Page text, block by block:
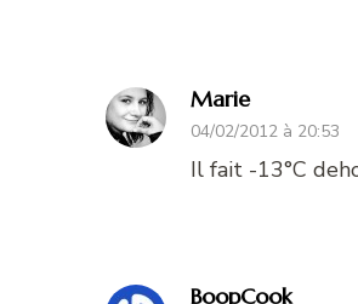
Marie
04/02/2012 à 20:53
Il fait -13°C
BoopCook